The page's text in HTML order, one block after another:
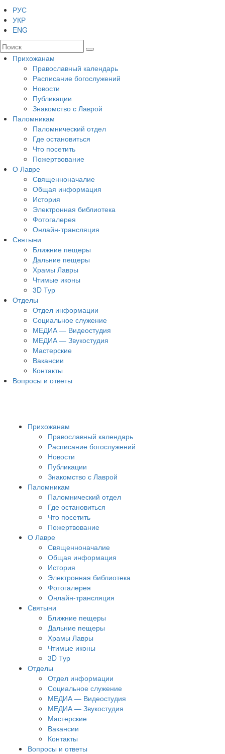
РУС
УКР
ENG
Прихожанам
Православный календарь
Расписание богослужений
Новости
Публикации
Знакомство с Лаврой
Паломникам
Паломнический отдел
Где остановиться
Что посетить
Пожертвование
О Лавре
Священноначалие
Общая информация
История
Электронная библиотека
Фотогалерея
Онлайн-трансляция
Святыни
Ближние пещеры
Дальние пещеры
Храмы Лавры
Чтимые иконы
3D Тур
Отделы
Отдел информации
Социальное служение
МЕДИА — Видеостудия
МЕДИА — Звукостудия
Мастерские
Вакансии
Контакты
Вопросы и ответы
Прихожанам
Православный календарь
Расписание богослужений
Новости
Публикации
Знакомство с Лаврой
Паломникам
Паломнический отдел
Где остановиться
Что посетить
Пожертвование
О Лавре
Священноначалие
Общая информация
История
Электронная библиотека
Фотогалерея
Онлайн-трансляция
Святыни
Ближние пещеры
Дальние пещеры
Храмы Лавры
Чтимые иконы
3D Тур
Отделы
Отдел информации
Социальное служение
МЕДИА — Видеостудия
МЕДИА — Звукостудия
Мастерские
Вакансии
Контакты
Вопросы и ответы